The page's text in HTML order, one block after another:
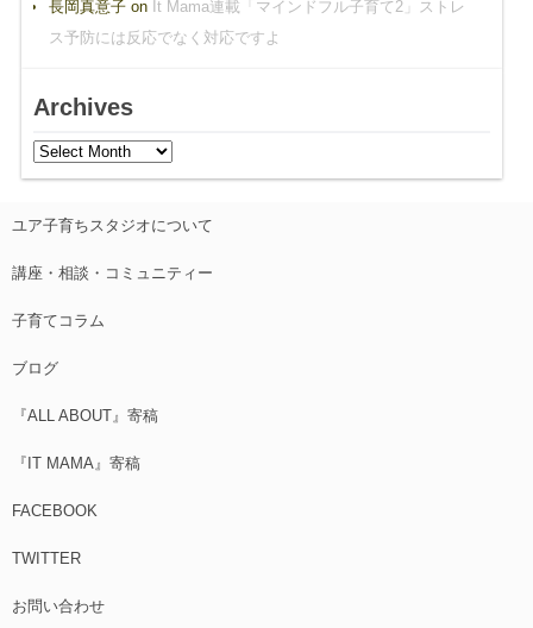
長岡真意子on It Mama連載「マインドフル子育て2」ストレ
ス予防には反応でなく対応ですよ
Archives
ユア子育ちスタジオについて
講座・相談・コミュニティー
子育てコラム
ブログ
『ALL ABOUT』寄稿
『IT MAMA』寄稿
FACEBOOK
TWITTER
お問い合わせ